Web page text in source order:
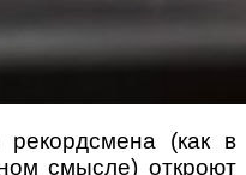
рекордсмена (как в
смысле) откроют